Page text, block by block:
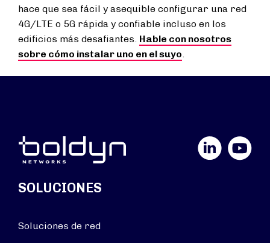
hace que sea fácil y asequible configurar una red
4G/LTE o 5G rápida y confiable incluso en los
edificios más desafiantes. Hable con nosotros
sobre cómo instalar uno en el suyo.
YouTube
SOLUCIONES
Soluciones de red